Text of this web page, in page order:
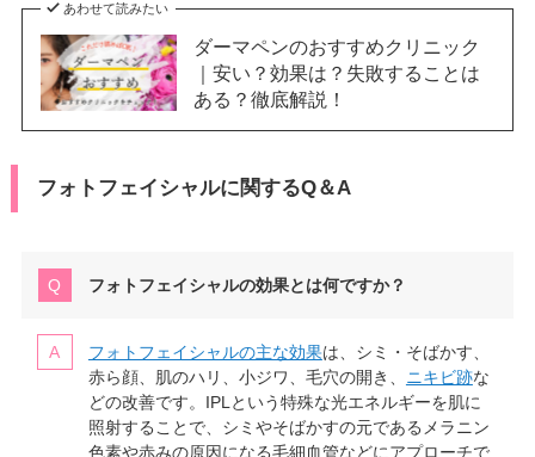
あわせて読みたい
ダーマペンのおすすめクリニック
｜安い？効果は？失敗することは
ある？徹底解説！
フォトフェイシャルに関するQ＆A
フォトフェイシャルの効果とは何ですか？
フォトフェイシャルの主な効果は、シミ・そばかす、
赤ら顔、肌のハリ、小ジワ、毛穴の開き、 ニキビ跡な
どの改善です。IPLという特殊な光エネルギーを肌に
照射することで、シミやそばかすの元であるメラニン
色素や赤みの原因になる毛細血管などにアプローチで